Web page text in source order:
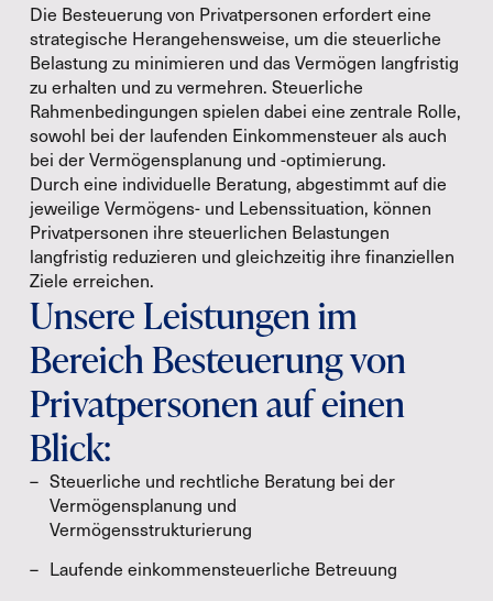
Die Besteuerung von Privatpersonen erfordert eine
strategische Herangehensweise, um die steuerliche
Belastung zu minimieren und das Vermögen langfristig
zu erhalten und zu vermehren. Steuerliche
Rahmenbedingungen spielen dabei eine zentrale Rolle,
sowohl bei der laufenden Einkommensteuer als auch
bei der Vermögensplanung und -optimierung.
Durch eine individuelle Beratung, abgestimmt auf die
jeweilige Vermögens- und Lebenssituation, können
Privatpersonen ihre steuerlichen Belastungen
langfristig reduzieren und gleichzeitig ihre finanziellen
Ziele erreichen.
Unsere Leistungen im
Bereich Besteuerung von
Privatpersonen auf einen
Blick:
Steuerliche und rechtliche Beratung bei der
Vermögensplanung und
Vermögensstrukturierung
Laufende einkommensteuerliche Betreuung